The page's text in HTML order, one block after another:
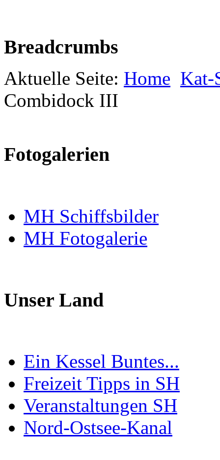
Breadcrumbs
Aktuelle Seite: Home Kat-
Combidock III
Fotogalerien
MH Schiffsbilder
MH Fotogalerie
Unser Land
Ein Kessel Buntes...
Freizeit Tipps in SH
Veranstaltungen SH
Nord-Ostsee-Kanal